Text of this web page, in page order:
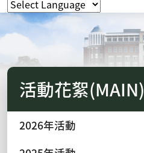
活動花絮(MAIN)
2026年活動